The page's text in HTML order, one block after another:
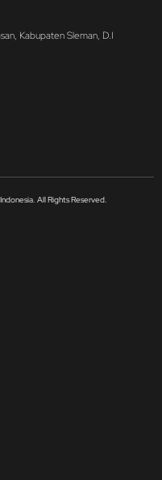
Kabupaten Sleman, D.I
All Rights Reserved.